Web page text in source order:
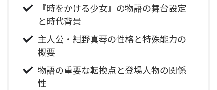
『時をかける少女』の物語の舞台設定
と時代背景
主人公・紺野真琴の性格と特殊能力の
概要
物語の重要な転換点と登場人物の関係
性